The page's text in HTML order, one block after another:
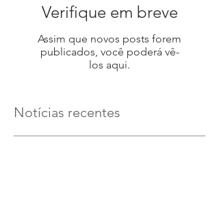
Verifique em breve
Assim que novos posts forem
publicados, você poderá vê-
los aqui.
Notícias recentes